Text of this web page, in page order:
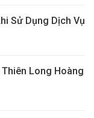
Sử Dụng Dịch Vụ
Thiên Long Hoàng